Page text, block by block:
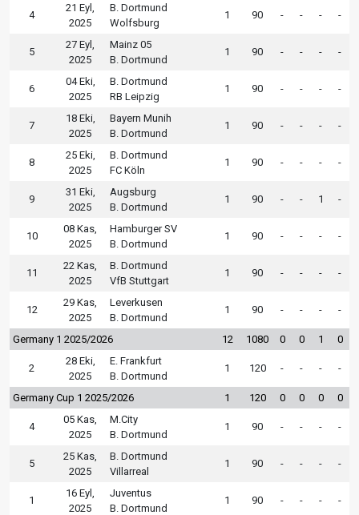
4
21 Eyl,
2025
B. Dortmund
Wolfsburg
1 90 - - - -
5
27 Eyl,
2025
Mainz 05
B. Dortmund
1 90 - - - -
6
04 Eki,
2025
B. Dortmund
RB Leipzig
1 90 - - - -
7
18 Eki,
2025
Bayern Munih
B. Dortmund
1 90 - - - -
8
25 Eki,
2025
B. Dortmund
FC Köln
1 90 - - - -
9
31 Eki,
2025
Augsburg
B. Dortmund
1 90 - - 1 -
10
08 Kas,
2025
Hamburger SV
B. Dortmund
1 90 - - - -
11
22 Kas,
2025
B. Dortmund
VfB Stuttgart
1 90 - - - -
12
29 Kas,
2025
Leverkusen
B. Dortmund
1 90 - - - -
Germany 1 2025/2026 12 1080 0 0 1 0
2
28 Eki,
2025
E. Frankfurt
B. Dortmund
1 120 - - - -
Germany Cup 1 2025/2026 1 120 0 0 0 0
4
05 Kas,
2025
M.City
B. Dortmund
1 90 - - - -
5
25 Kas,
2025
B. Dortmund
Villarreal
1 90 - - - -
1
16 Eyl,
2025
Juventus
B. Dortmund
1 90 - - - -